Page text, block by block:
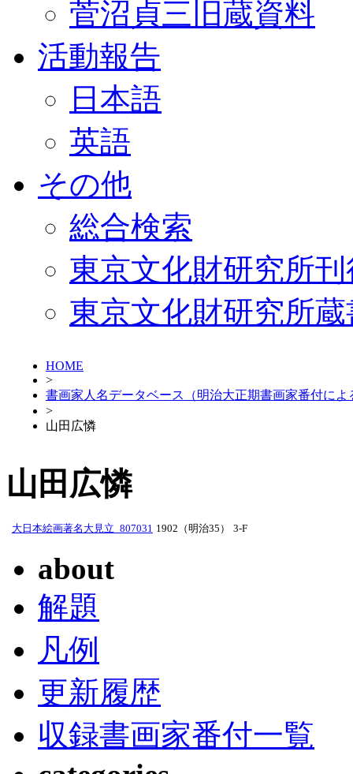
菅沼貞三旧蔵資料
活動報告
日本語
英語
その他
総合検索
東京文化財研究所
東京文化財研究所
HOME
>
書画家人名データベース（明治大正期書画家番付によ
>
山田広憐
山田広憐
大日本絵画著名大見立_807031 1902（明治35） 3-F
about
解題
凡例
更新履歴
収録書画家番付一覧